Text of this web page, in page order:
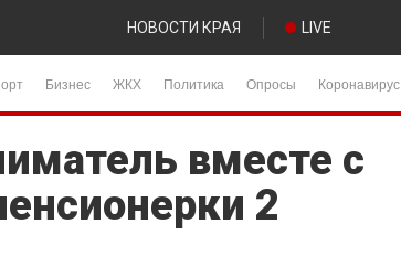
НОВОСТИ КРАЯ LIVE
Бизнес ЖКХ Политика Опросы Коронавирус
вместе с
2